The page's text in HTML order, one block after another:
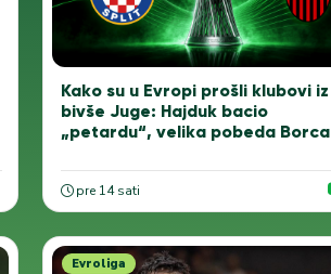
Kako su u Evropi prošli klubovi iz
bivše Juge: Hajduk bacio
„petardu“, velika pobeda Borca
pre 14 sati
Evroliga